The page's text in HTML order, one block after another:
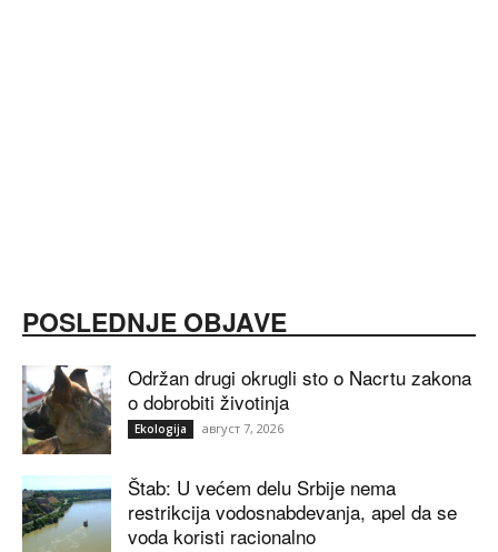
POSLEDNJE OBJAVE
Održan drugi okrugli sto o Nacrtu zakona
o dobrobiti životinja
Ekologija август 7, 2026
Štab: U većem delu Srbije nema
restrikcija vodosnabdevanja, apel da se
voda koristi racionalno